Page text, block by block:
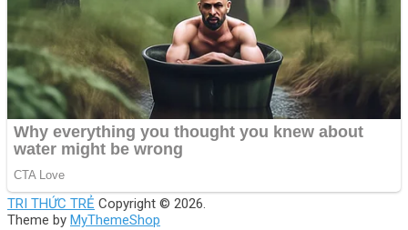
TRI THỨC TRẺ Copyright © 2026.
Theme by MyThemeShop